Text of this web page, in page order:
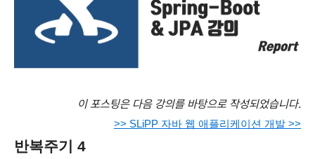
이 포스팅은 다음 강의를 바탕으로 작성되었습니다.
>> SLiPP 자바 웹 애플리케이션 개발 >>
반복주기 4